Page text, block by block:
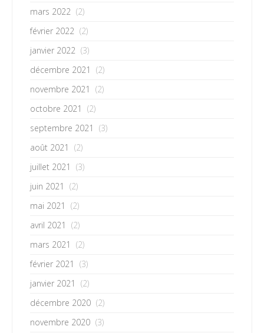
mars 2022 (2)
février 2022 (2)
janvier 2022 (3)
décembre 2021
(2)
novembre 2021
(2)
octobre 2021
(2)
septembre 2021
(3)
août 2021
(2)
juillet 2021
(3)
juin 2021
(2)
mai 2021
(2)
avril 2021
(2)
mars 2021
(2)
février 2021
(3)
janvier 2021
(2)
décembre 2020 (2)
novembre 2020 (3)